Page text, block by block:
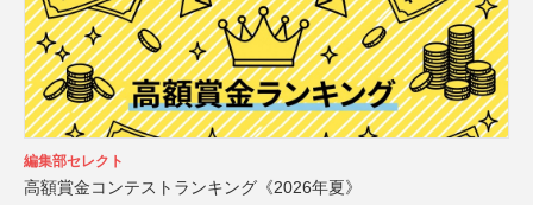
編集部セレクト
高額賞金コンテストランキング《2026年夏》